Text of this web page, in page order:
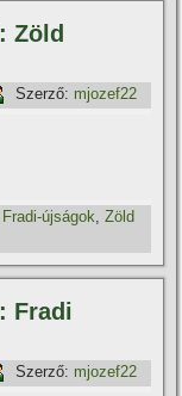
Zöld
Szerző: mjozef22
Fradi-újságok,Zöld
Fradi
Szerző: mjozef22